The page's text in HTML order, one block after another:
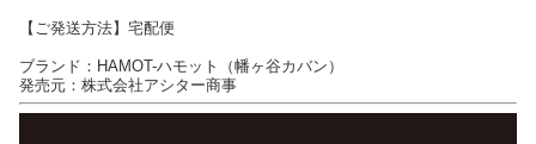
【ご発送方法】宅配便
ブランド：HAMOT-ハモット（幡ヶ谷カバン）
発売元：株式会社アシター商事